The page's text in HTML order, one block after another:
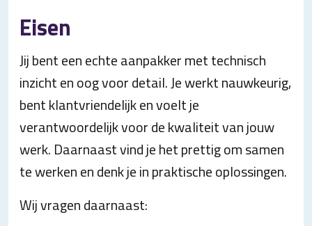
Eisen
Jij bent een echte aanpakker met technisch
inzicht en oog voor detail. Je werkt nauwkeurig,
bent klantvriendelijk en voelt je
verantwoordelijk voor de kwaliteit van jouw
werk. Daarnaast vind je het prettig om samen
te werken en denk je in praktische oplossingen.
Wij vragen daarnaast: